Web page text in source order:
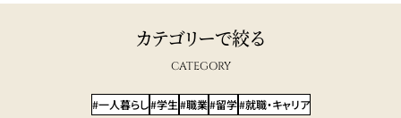
カテゴリーで絞る
CATEGORY
#一人暮らし#学生#職業#留学#就職・キャリア